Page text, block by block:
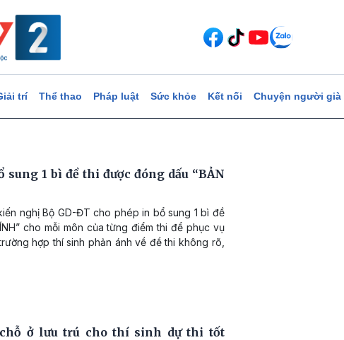
trí Thể thao Pháp luật Sức khỏe Kết nối Chuyện người già
1 bì đề thi được đóng dấu “BẢN
nghị Bộ GD-ĐT cho phép in bổ sung 1 bì đề
cho mỗi môn của từng điểm thi để phục vụ
hợp thí sinh phản ánh về đề thi không rõ,
ở lưu trú cho thí sinh dự thi tốt